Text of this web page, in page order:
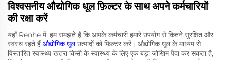
विश्वसनीय औद्योगिक धूल फ़िल्टर के साथ अपने कर्मचारियों
की रक्षा करें
यहाँ Renhe में, हम समझते हैं कि आपके कर्मचारी हमारे उपयोग से कितने सुरक्षित और
स्वस्थ रहते हैंऔद्योगिक धूलउत्पादों को फ़िल्टर करें। औद्योगिक धूल के माध्यम से
विस्तारित स्वास्थ्य खतरा किसी के स्वास्थ्य के लिए एक बड़ा जोखिम पैदा कर सकता है,